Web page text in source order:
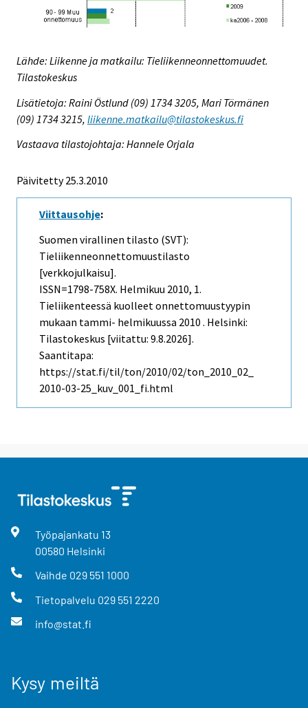
Lähde: Liikenne ja matkailu: Tieliikenneonnettomuudet.
Tilastokeskus
Lisätietoja: Raini Östlund (09) 1734 3205, Mari Törmänen
(09) 1734 3215, liikenne.matkailu@tilastokeskus.fi
Vastaava tilastojohtaja: Hannele Orjala
Päivitetty 25.3.2010
Viittausohje:
Suomen virallinen tilasto (SVT):
Tieliikenneonnettomuustilasto
[verkkojulkaisu].
ISSN=1798-758X. Helmikuu 2010, 1.
Tieliikenteessä kuolleet onnettomuustyypin
mukaan tammi- helmikuussa 2010 . Helsinki:
Tilastokeskus [viitattu: 9.8.2026].
Saantitapa:
https://stat.fi/til/ton/2010/02/ton_2010_02_
2010-03-25_kuv_001_fi.html
Työpajankatu 13
00580 Helsinki
Vaihde 029 551 1000
Tietopalvelu 029 551 2220
info@stat.fi
Kysy meiltä